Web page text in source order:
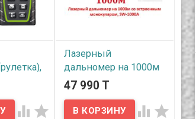
 
Лазерный
дальномер на 1000м
со встроенным
1000A
47 990 T
 